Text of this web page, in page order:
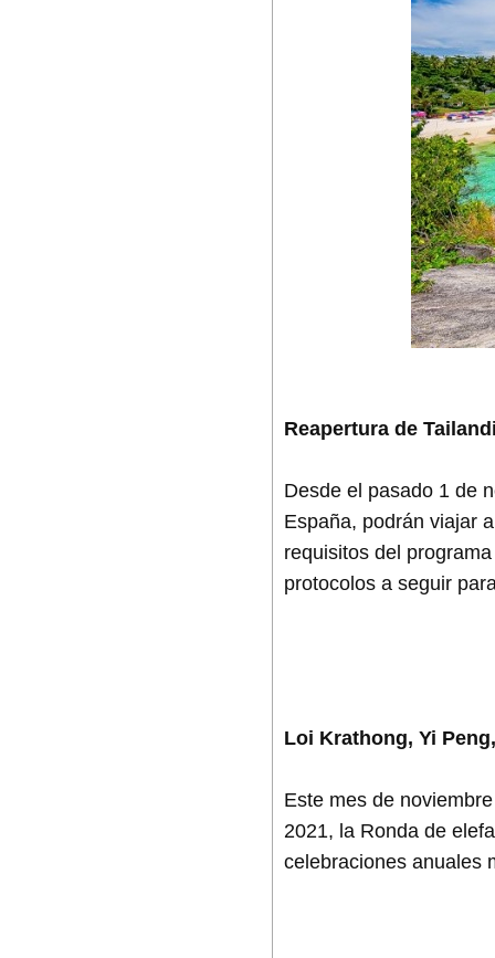
Reapertura de
Desde el pasado 1 de
España, podrán viajar
requisitos del
protocolos a seguir
Loi Krathong, Yi
Este mes de
2021, la Ronda de
celebraciones anuales